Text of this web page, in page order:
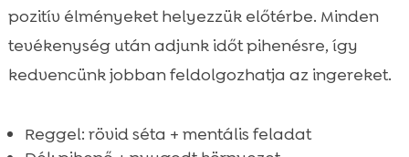
pozitív élményeket helyezzük előtérbe. Minden
tevékenység után adjunk időt pihenésre, így
kedvencünk jobban feldolgozhatja az ingereket.
Reggel: rövid séta + mentális feladat